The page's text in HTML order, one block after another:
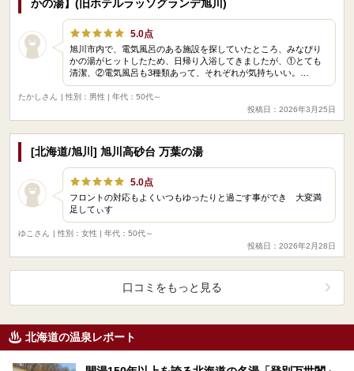
かの湯】(旧ホテルラッソグランデ旭川)
5.0点
旭川市内で、電気風呂のある施設を探していたところ、みなぴり
かの湯がヒットしたため、日帰り入浴してきましたが、①とても
清潔、②電気風呂も3種類あって、それぞれが気持ちいい。…
たかしさん
| 性別：男性 | 年代：50代～
投稿日：2026年3月25日
[北海道/旭川] 旭川高砂台 万葉の湯
5.0点
フロントの対応もよくいつもゆったりと過ごす事ができ 大変満
足してぃす
ゆこさん
| 性別：女性 | 年代：50代～
投稿日：2026年2月28日
口コミをもっと見る
北海道の温泉レポート